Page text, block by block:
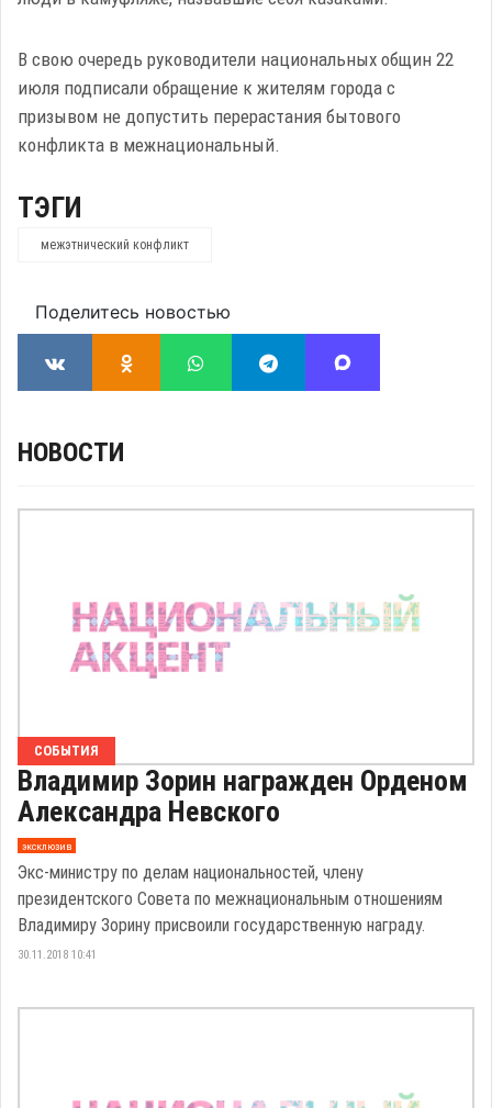
В свою очередь руководители национальных общин 22
июля подписали обращение к жителям города с
призывом не допустить перерастания бытового
конфликта в межнациональный.
ТЭГИ
межэтнический конфликт
Поделитесь новостью
НОВОСТИ
СОБЫТИЯ
Владимир Зорин награжден Орденом
Александра Невского
эксклюзив
Экс-министру по делам национальностей, члену
президентского Совета по межнациональным отношениям
Владимиру Зорину присвоили государственную награду.
30.11.2018 10:41